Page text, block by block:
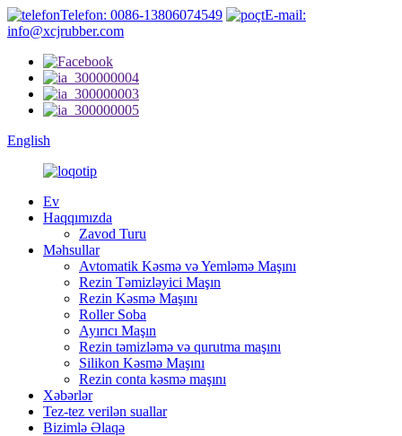
Telefon: 0086-13806074549
E-mail:
info@xcjrubber.com
English
Ev
Haqqımızda
Zavod Turu
Məhsullar
Avtomatik Kəsmə və Yemləmə Maşını
Rezin Təmizləyici Maşın
Rezin Kəsmə Maşını
Roller Soba
Ayırıcı Maşın
Rezin təmizləmə və qurutma maşını
Silikon Kəsmə Maşını
Rezin conta kəsmə maşını
Xəbərlər
Tez-tez verilən suallar
Bizimlə Əlaqə